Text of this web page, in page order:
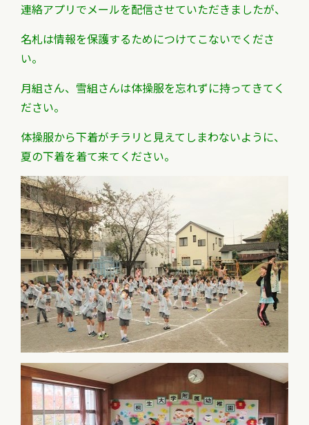
連絡アプリでメールを配信させていただきましたが、
名札は情報を保護するためにつけてこないでくださ
い。
月組さん、雪組さんは体操服を忘れずに持ってきてく
ださい。
体操服から下着がチラリと見えてしまわないように、
夏の下着を着て来てください。